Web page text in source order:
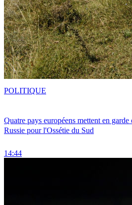
Quatre pays européens mettent en
Russie pour l'Ossétie du Sud
14:44
POLITIQUE